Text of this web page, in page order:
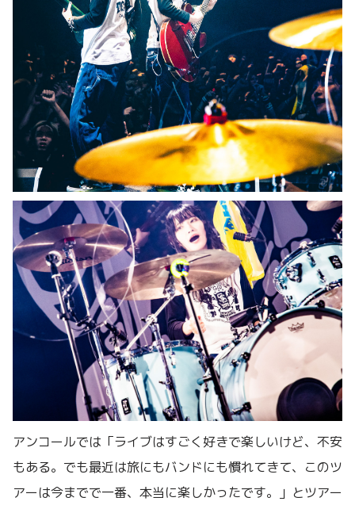
アンコールでは「ライブはすごく好きで楽しいけど、不安
もある。でも最近は旅にもバンドにも慣れてきて、このツ
アーは今までで一番、本当に楽しかったです。」とツアー